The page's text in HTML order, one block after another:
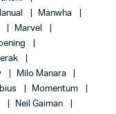
Manwha
Marvel
Milo Manara
Momentum
Neil Gaiman